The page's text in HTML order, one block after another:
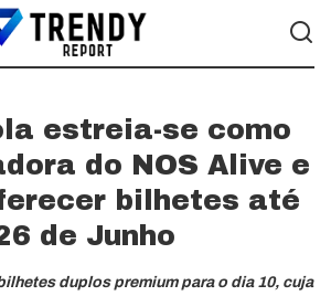
estreia-se como
do NOS Alive e
bilhetes até
de Junho
duplos premium para o dia 10, cuja